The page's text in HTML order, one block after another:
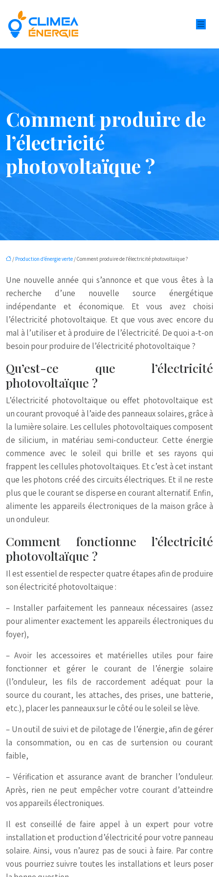
Comment produire de
l’électricité
photovoltaïque ?
/ Production d’énergie verte / Comment produire de l’électricité photovoltaïque ?
Une nouvelle année qui s’annonce et que vous êtes à la
recherche d’une nouvelle source énergétique
indépendante et économique. Et vous avez choisi
l’électricité photovoltaïque. Et que vous avec encore du
mal à l’utiliser et à produire de l’électricité. De quoi a-t-on
besoin pour produire de l’électricité photovoltaïque ?
Qu’est-ce que l’électricité
photovoltaïque ?
L’électricité photovoltaïque ou effet photovoltaïque est
un courant provoqué à l’aide des panneaux solaires, grâce à
la lumière solaire. Les cellules photovoltaïques composent
de silicium, in matériau semi-conducteur. Cette énergie
commence avec le soleil qui brille et ses rayons qui
frappent les cellules photovoltaïques. Et c’est à cet instant
que les photons créé des circuits électriques. Et il ne reste
plus que le courant se disperse en courant alternatif. Enfin,
alimente les appareils électroniques de la maison grâce à
un onduleur.
Comment fonctionne l’électricité
photovoltaïque ?
Il est essentiel de respecter quatre étapes afin de produire
son électricité photovoltaïque :
– Installer parfaitement les panneaux nécessaires (assez
pour alimenter exactement les appareils électroniques du
foyer),
– Avoir les accessoires et matérielles utiles pour faire
fonctionner et gérer le courant de l’énergie solaire
(l’onduleur, les fils de raccordement adéquat pour la
source du courant, les attaches, des prises, une batterie,
etc.), placer les panneaux sur le côté ou le soleil se lève.
– Un outil de suivi et de pilotage de l’énergie, afin de gérer
la consommation, ou en cas de surtension ou courant
faible,
– Vérification et assurance avant de brancher l’onduleur.
Après, rien ne peut empêcher votre courant d’atteindre
vos appareils électroniques.
Il est conseillé de faire appel à un expert pour votre
installation et production d’électricité pour votre panneau
solaire. Ainsi, vous n’aurez pas de souci à faire. Par contre
vous pourriez suivre toutes les installations et leurs poser